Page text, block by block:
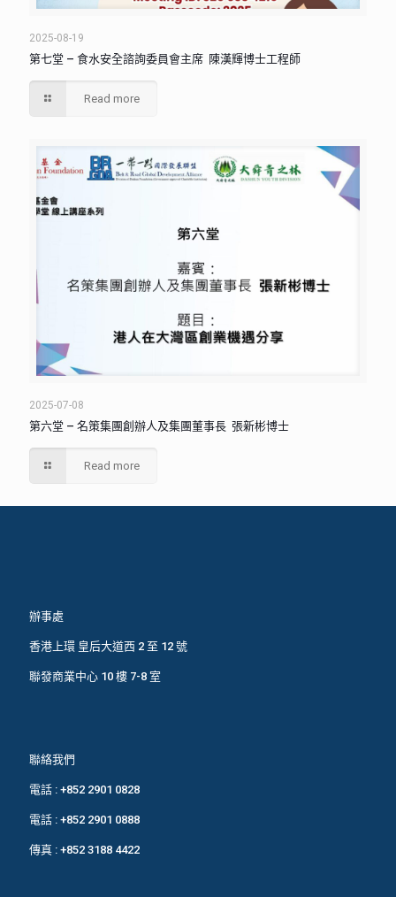
2025-08-19
第七堂 – 食水安全諮詢委員會主席 陳漢輝博士工程師
Read more
2025-07-08
第六堂 – 名策集團創辦人及集團董事長 張新彬博士
Read more
辦事處
香港上環 皇后大道西 2 至 12 號
聯發商業中心 10 樓 7-8 室
聯絡我們
電話 : +852 2901 0828
電話 : +852 2901 0888
傳真 : +852 3188 4422